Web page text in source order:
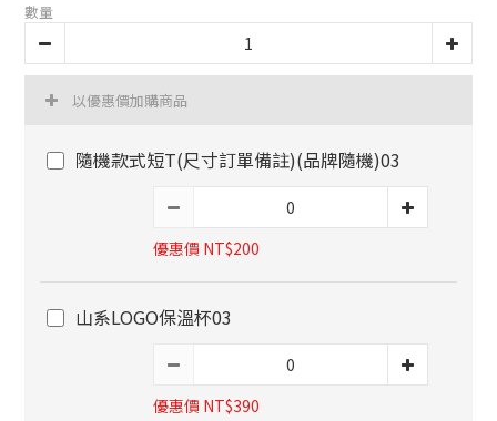
數量
以優惠價加購商品
隨機款式短T(尺寸訂單備註)(品牌隨機)03
優惠價 NT$200
山系LOGO保溫杯03
優惠價 NT$390